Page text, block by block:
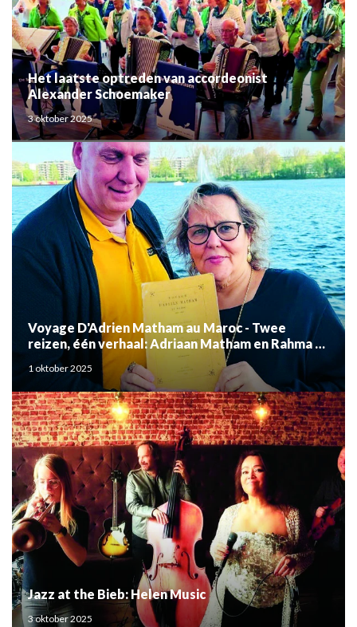
Het laatste optreden van accordeonist
Alexander Schoemaker
3 oktober 2025
Voyage D'Adrien Matham au Maroc - Twee
reizen, één verhaal: Adriaan Matham en Rahma el
Mouden
1 oktober 2025
Jazz at the Bieb: Helen Music
3 oktober 2025